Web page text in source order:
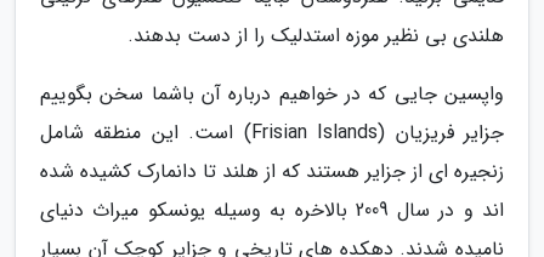
هلندی بی نظیر موزه استدلیک را از دست بدهند.
واپسین جایی که در خواهیم درباره آن باشما سخن بگوییم
جزایر فریزیان (Frisian Islands) است. این منطقه شامل
زنجیره ای از جزایر هستند که از هلند تا دانمارک کشیده شده
اند و در سال 2009 بالاخره به وسیله یونسکو میراث دنیای
نامیده شدند. دهکده های تاریخی و جزایر کوچک آن بسیار